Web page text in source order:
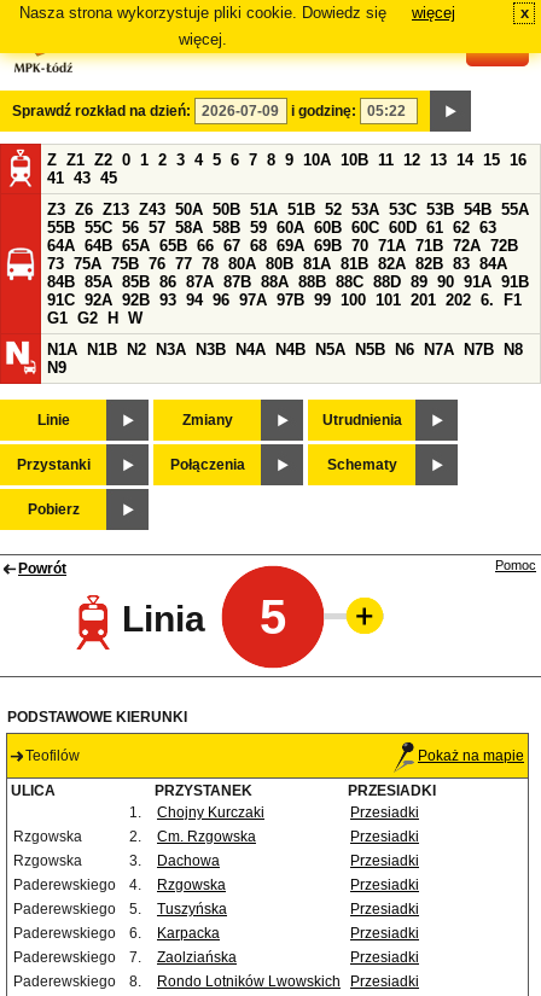
Nasza strona wykorzystuje pliki cookie. Dowiedz się
więcej.
więcej x
Sprawdź rozkład na dzień: i godzinę:
Z Z1 Z2 0 1 2 3 4 5 6 7 8 9 10A 10B 11 12 13 14 15 16
41 43 45
Z3 Z6 Z13 Z43 50A 50B 51A 51B 52 53A 53C 53B 54B 55A
55B 55C 56 57 58A 58B 59 60A 60B 60C 60D 61 62 63
64A 64B 65A 65B 66 67 68 69A 69B 70 71A 71B 72A 72B
73 75A 75B 76 77 78 80A 80B 81A 81B 82A 82B 83 84A
84B 85A 85B 86 87A 87B 88A 88B 88C 88D 89 90 91A 91B
91C 92A 92B 93 94 96 97A 97B 99 100 101 201 202 6.
F1
G1 G2 H
W
N1A
N1B N2 N3A N3B N4A N4B N5A N5B N6 N7A N7B
N8
N9
Linie Zmiany Utrudnienia
Przystanki Połączenia Schematy
Pobierz
Powrót
Linia 5
Pomoc
PODSTAWOWE KIERUNKI
Teofilów Pokaż na mapie
ULICA PRZYSTANEK
PRZESIADKI
1.
Chojny Kurczaki
Przesiadki
Rzgowska
2. Cm. Rzgowska
Przesiadki
Rzgowska
3. Dachowa
Przesiadki
Paderewskiego
4. Rzgowska
Przesiadki
Paderewskiego
5. Tuszyńska
Przesiadki
Paderewskiego
6. Karpacka
Przesiadki
Paderewskiego
7. Zaolziańska
Przesiadki
Paderewskiego
8. Rondo Lotników Lwowskich
Przesiadki